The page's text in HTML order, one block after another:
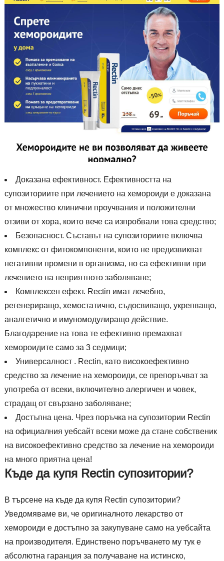
Доказана ефективност. Ефективността на
супозиториите при лечението на хемороиди е доказана
от множество клинични проучвания и положителни
отзиви от хора, които вече са изпробвали това средство;
Безопасност. Съставът на супозиториите включва
комплекс от фитокомпоненти, които не предизвикват
негативни промени в организма, но са ефективни при
лечението на неприятното заболяване;
Комплексен ефект. Rectin имат лечебно,
регенериращо, хемостатично, съдосвиващо, укрепващо,
аналгетично и имуномодулиращо действие.
Благодарение на това те ефективно премахват
хемороидите само за 3 седмици;
Универсалност . Rectin, като високоефективно
средство за лечение на хемороиди, се препоръчват за
употреба от всеки, включително алергичен и човек,
страдащ от свързано заболяване;
Достъпна цена. Чрез поръчка на супозитории Rectin
на официалния уебсайт всеки може да стане собственик
на високоефективно средство за лечение на хемороиди
на много приятна цена!
Къде да купя Rectin супозитории?
В търсене на къде да купя Rectin супозитории?
Уведомяваме ви, че оригиналното лекарство от
хемороиди е достъпно за закупуване само на уебсайта
на производителя. Единствено поръчването му тук е
абсолютна гаранция за получаване на истинско,